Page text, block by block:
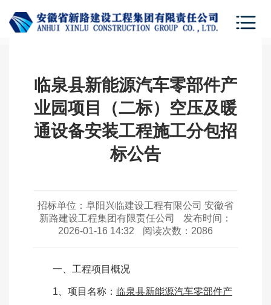
临泉县新能源汽车零部件产
业园项目（二标）空压及暖
通设备安装工程施工分包招
标公告
招标单位： 阜阳兴临建设工程有限公司 安徽省
新路建设工程集团有限责任公司
发布时间：
2026-01-16 14:32
阅读次数： 2086
一、工程项目概况
1、项目名称： 临泉县新能源汽车零部件产